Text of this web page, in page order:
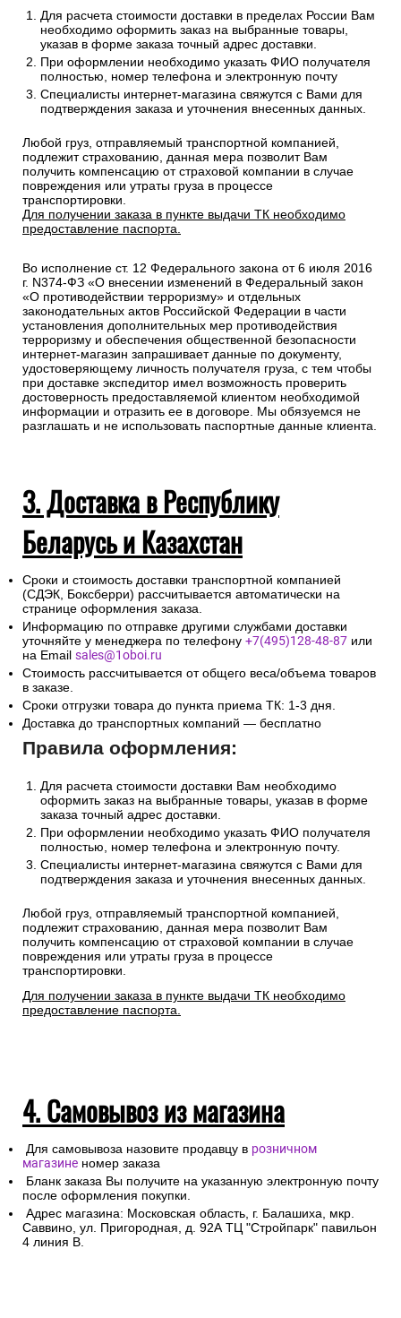
Для расчета стоимости доставки в пределах России Вам
необходимо оформить заказ на выбранные товары,
указав в форме заказа точный адрес доставки.
При оформлении необходимо указать ФИО получателя
полностью, номер телефона и электронную почту
Специалисты интернет-магазина свяжутся с Вами для
подтверждения заказа и уточнения внесенных данных.
Любой груз, отправляемый транспортной компанией,
подлежит страхованию, данная мера позволит Вам
получить компенсацию от страховой компании в случае
повреждения или утраты груза в процессе
транспортировки.
Для получении заказа в пункте выдачи ТК необходимо
предоставление паспорта.
Во исполнение ст. 12 Федерального закона от 6 июля 2016
г. N374-ФЗ «О внесении изменений в Федеральный закон
«О противодействии терроризму» и отдельных
законодательных актов Российской Федерации в части
установления дополнительных мер противодействия
терроризму и обеспечения общественной безопасности
интернет-магазин запрашивает данные по документу,
удостоверяющему личность получателя груза, с тем чтобы
при доставке экспедитор имел возможность проверить
достоверность предоставляемой клиентом необходимой
информации и отразить ее в договоре. Мы обязуемся не
разглашать и не использовать паспортные данные клиента.
3. Доставка в Республику
Беларусь и Казахстан
Сроки и стоимость доставки транспортной компанией
(СДЭК, Боксберри) рассчитывается автоматически на
странице оформления заказа.
Информацию по отправке другими службами доставки
уточняйте у менеджера по телефону +7(495)128-48-87 или
на Email sales@1oboi.ru
Стоимость рассчитывается от общего веса/объема товаров
в заказе.
Сроки отгрузки товара до пункта приема ТК: 1-3 дня.
Доставка до транспортных компаний — бесплатно
Правила оформления:
Для расчета стоимости доставки Вам необходимо
оформить заказ на выбранные товары, указав в форме
заказа точный адрес доставки.
При оформлении необходимо указать ФИО получателя
полностью, номер телефона и электронную почту.
Специалисты интернет-магазина свяжутся с Вами для
подтверждения заказа и уточнения внесенных данных.
Любой груз, отправляемый транспортной компанией,
подлежит страхованию, данная мера позволит Вам
получить компенсацию от страховой компании в случае
повреждения или утраты груза в процессе
транспортировки.
Для получении заказа в пункте выдачи ТК необходимо
предоставление паспорта.
4. Самовывоз из магазина
Для самовывоза назовите продавцу в розничном
магазине номер заказа
Бланк заказа Вы получите на указанную электронную почту
после оформления покупки.
Адрес магазина: Московская область, г. Балашиха, мкр.
Саввино, ул. Пригородная, д. 92А ТЦ "Стройпарк" павильон
4 линия В.